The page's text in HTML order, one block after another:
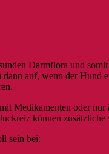
Darmflora und
auf, wenn der
Medikamenten oder
können
sein bei: